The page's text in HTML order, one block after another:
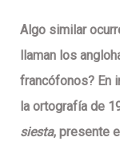
Algo similar
llaman los
francófonos? En
la ortografía de
siesta, presente